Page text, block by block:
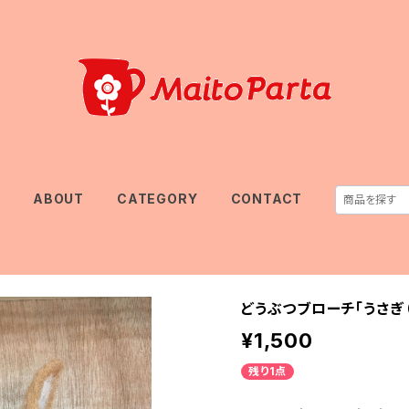
ABOUT CATEGORY CONTACT
どうぶつブローチ「うさぎ
¥1,500
残り1点